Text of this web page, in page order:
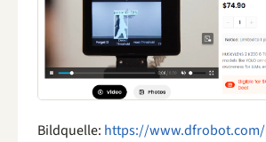
Bildquelle: https://